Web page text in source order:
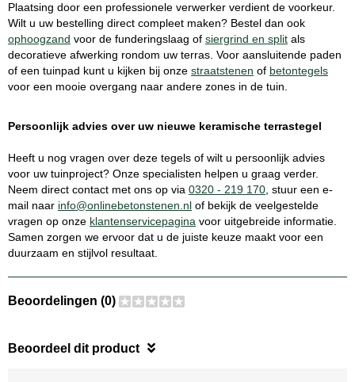
Plaatsing door een professionele verwerker verdient de voorkeur.
Wilt u uw bestelling direct compleet maken? Bestel dan ook
ophoogzand voor de funderingslaag of siergrind en split als
decoratieve afwerking rondom uw terras. Voor aansluitende paden
of een tuinpad kunt u kijken bij onze straatstenen of betontegels
voor een mooie overgang naar andere zones in de tuin.
Persoonlijk advies over uw nieuwe keramische terrastegel
Heeft u nog vragen over deze tegels of wilt u persoonlijk advies
voor uw tuinproject? Onze specialisten helpen u graag verder.
Neem direct contact met ons op via 0320 - 219 170 , stuur een e-
mail naar info@onlinebetonstenen.nl of bekijk de veelgestelde
vragen op onze klantenservicepagina voor uitgebreide informatie.
Samen zorgen we ervoor dat u de juiste keuze maakt voor een
duurzaam en stijlvol resultaat.
Beoordelingen (0)
Beoordeel dit product